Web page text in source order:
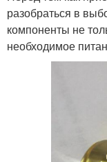
разобраться в
компоненты не
необходимое